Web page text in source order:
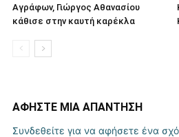
Αγράφων, Γιώργος Αθανασίου
κάθισε στην καυτή καρέκλα
ΑΦΗΣΤΕ ΜΙΑ ΑΠΑΝΤΗΣΗ
Συνδεθείτε για να αφήσετε ένα